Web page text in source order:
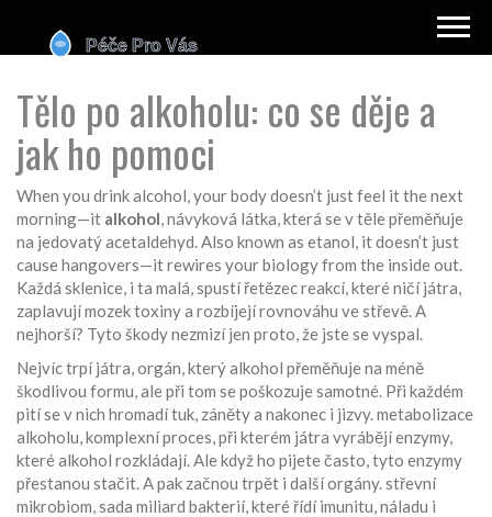
Tělo po alkoholu: co se děje a
jak ho pomoci
When you drink alcohol, your body doesn’t just feel it the next
morning—it alkohol,návyková látka, která se v těle přeměňuje
na jedovatý acetaldehyd. Also known as etanol, it doesn’t just
cause hangovers—it rewires your biology from the inside out.
Každá sklenice, i ta malá, spustí řetězec reakcí, které ničí játra,
zaplavují mozek toxiny a rozbíjejí rovnováhu ve střevě. A
nejhorší? Tyto škody nezmizí jen proto, že jste se vyspal.
Nejvíc trpíjátra,orgán, který alkohol přeměňuje na méně
škodlivou formu, ale při tom se poškozuje samotné. Při každém
pití se v nich hromadí tuk, záněty a nakonec i jizvy.metabolizace
alkoholu,komplexní proces, při kterém játra vyrábějí enzymy,
které alkohol rozkládají.Ale když ho pijete často, tyto enzymy
přestanou stačit. A pak začnou trpět i další orgány.střevní
mikrobiom,sada miliard bakterií, které řídí imunitu, náladu i